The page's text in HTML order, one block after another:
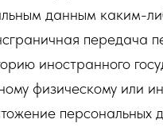
данным каким-
передача
иностранного
физическому или
персональных